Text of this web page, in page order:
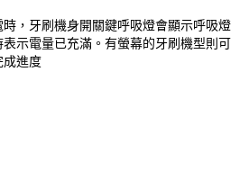
，牙刷機身開關鍵呼吸燈會顯示呼吸燈
示電量已充滿。有螢幕的牙刷機型則可
成進度